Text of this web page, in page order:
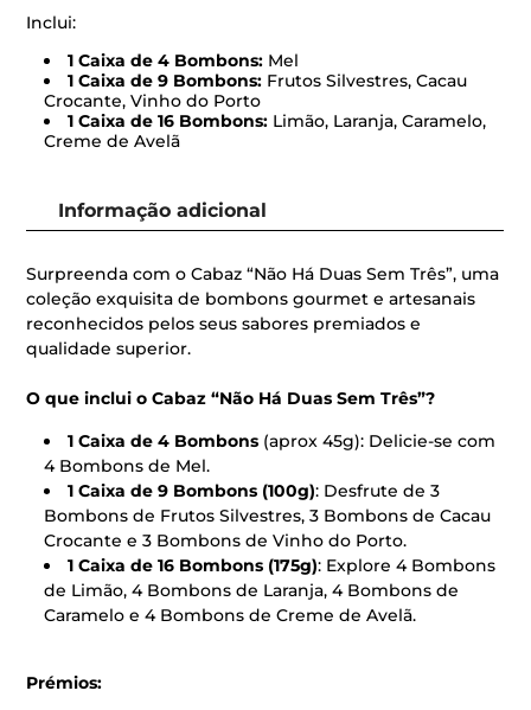
Inclui:
1 Caixa de 4 Bombons: Mel
1 Caixa de 9 Bombons: Frutos Silvestres, Cacau
Crocante, Vinho do Porto
1 Caixa de 16 Bombons: Limão, Laranja, Caramelo,
Creme de Avelã
Informação adicional
Surpreenda com o Cabaz “Não Há Duas Sem Três”, uma
coleção exquisita de bombons gourmet e artesanais
reconhecidos pelos seus sabores premiados e
qualidade superior.
O que inclui o Cabaz “Não Há Duas Sem Três”?
1 Caixa de 4 Bombons (aprox 45g): Delicie-se com
4 Bombons de Mel.
1 Caixa de 9 Bombons (100g): Desfrute de 3
Bombons de Frutos Silvestres, 3 Bombons de Cacau
Crocante e 3 Bombons de Vinho do Porto.
1 Caixa de 16 Bombons (175g): Explore 4 Bombons
de Limão, 4 Bombons de Laranja, 4 Bombons de
Caramelo e 4 Bombons de Creme de Avelã.
Prémios: